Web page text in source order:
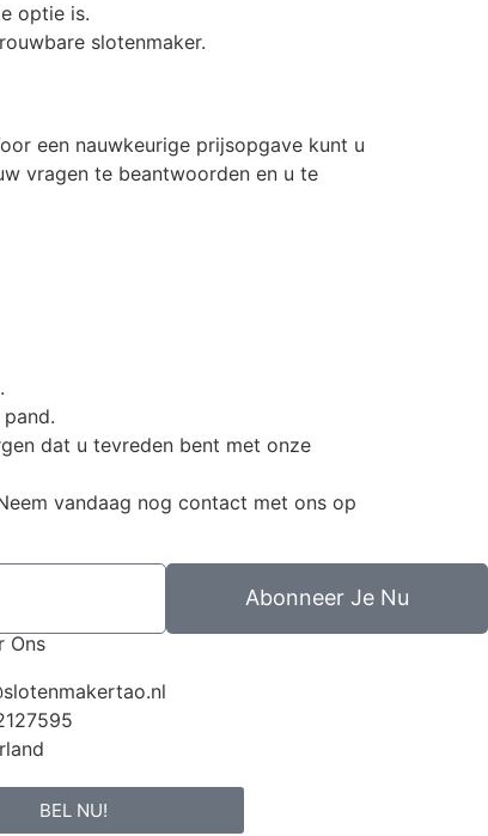
optie is.
slotenmaker.
een nauwkeurige prijsopgave kunt u
vragen te beantwoorden en u te
dat u tevreden bent met onze
vandaag nog contact met ons op
Abonneer Je Nu
Ons
BEL NU!